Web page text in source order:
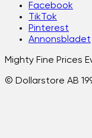
Facebook
TikTok
Pinterest
Annonsbladet
Mighty Fine Prices
© Dollarstore AB